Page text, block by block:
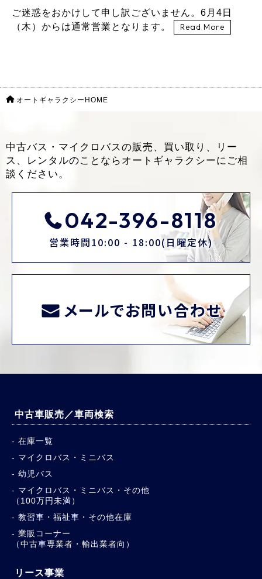
ご迷惑をおかけして申し訳ございません。6月4日
（木）からは通常営業となります。
Read More
オートギャラクシーHOME
中古バス・マイクロバスの販売、買い取り、リー
ス、レンタルのことなら オートギャラクシーにご相
談ください。
042-396-8118
営業時間10:00 - 18:00(日曜定休)
メールでお問い合わせ
中古車販売／車両検索
在庫一覧
マイクロバス・ミニバス
幼児バス
マイクロバス・ミニバス・その他
（100万円未満）
教習車・福祉車・その他在庫
業販コーナー
（中古車専業者・輸出業者向）
リース事業